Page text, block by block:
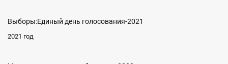
Выборы:Единый день голосования-2021
2021 год